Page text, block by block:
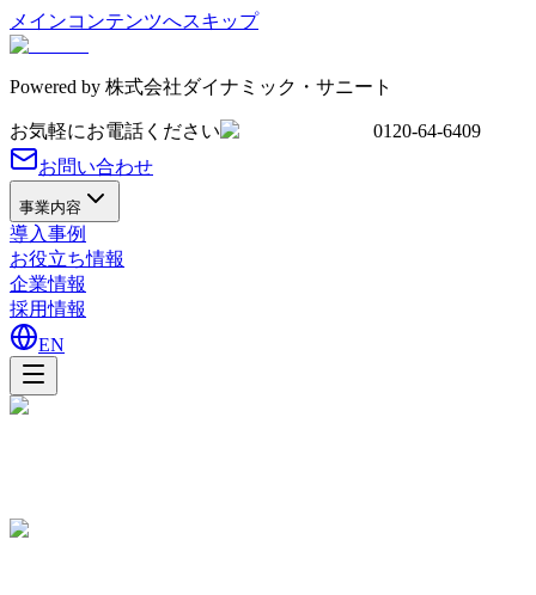
メインコンテンツへスキップ
Powered by 株式会社ダイナミック・サニート
お気軽にお電話ください
0120-64-6409
お問い合わせ
事業内容
導入事例
お役立ち情報
企業情報
採用情報
EN